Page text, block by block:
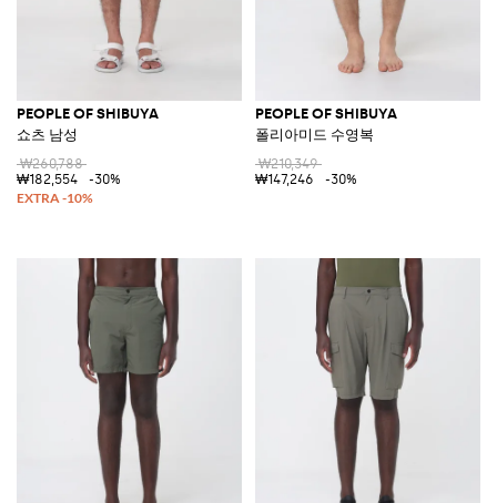
PEOPLE OF SHIBUYA
쇼츠 남성
₩260,788
₩182,554
-30%
PEOPLE OF SHIBUYA
폴리아미드 수영복
₩210,349
₩147,246
-30%